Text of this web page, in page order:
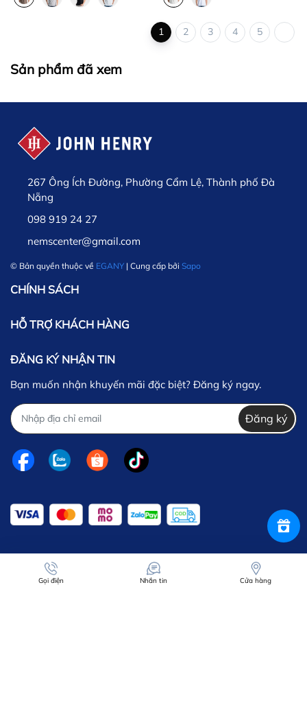
1 2 3 4 5
Sản phẩm đã xem
267 Ông Ích Đường, Phường Cẩm Lệ, Thành phố Đà
Nẵng
098 919 24 27
nemscenter@gmail.com
© Bản quyền thuộc về EGANY | Cung cấp bởi Sapo
CHÍNH SÁCH
HỖ TRỢ KHÁCH HÀNG
ĐĂNG KÝ NHẬN TIN
Bạn muốn nhận khuyến mãi đặc biệt? Đăng ký ngay.
Đăng ký
Gọi điện Nhắn tin Cửa hàng